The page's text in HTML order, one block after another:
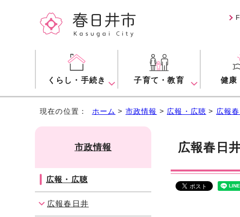
くらし・手続き 子育て・教育 健康
現在の位置： ホーム > 市政情報 > 広報・広聴 > 広報
広報春日
市政情報
広報・広聴
広報春日井